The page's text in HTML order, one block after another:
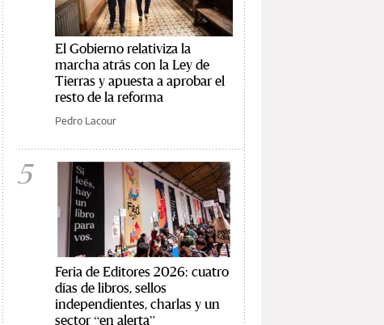
El Gobierno relativiza la
marcha atrás con la Ley de
Tierras y apuesta a aprobar el
resto de la reforma
Pedro Lacour
5
Feria de Editores 2026: cuatro
días de libros, sellos
independientes, charlas y un
sector “en alerta”